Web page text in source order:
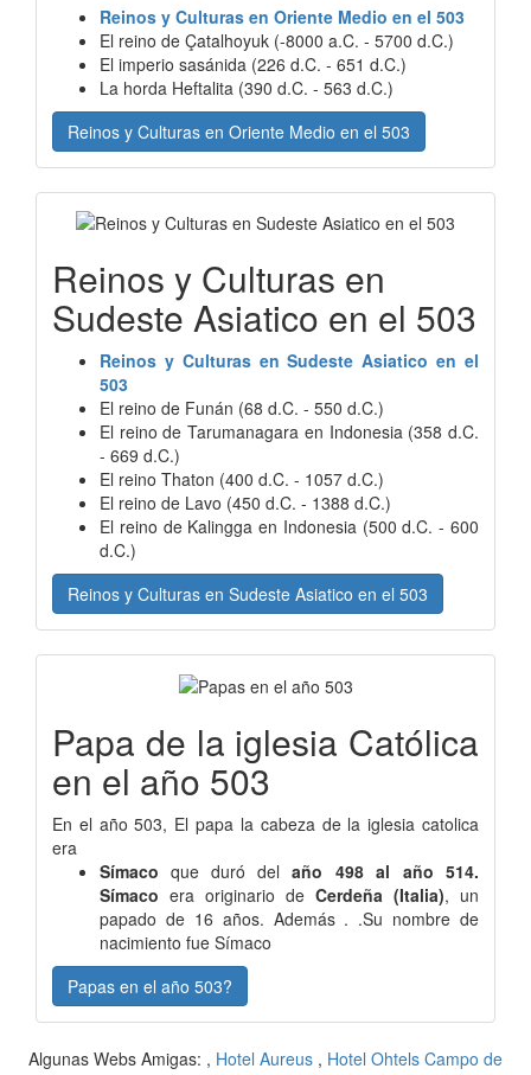
Reinos y Culturas en Oriente Medio en el 503
El reino de Çatalhoyuk (-8000 a.C. - 5700 d.C.)
El imperio sasánida (226 d.C. - 651 d.C.)
La horda Heftalita (390 d.C. - 563 d.C.)
Reinos y Culturas en Oriente Medio en el 503
Reinos y Culturas en
Sudeste Asiatico en el 503
Reinos y Culturas en Sudeste Asiatico en el
503
El reino de Funán (68 d.C. - 550 d.C.)
El reino de Tarumanagara en Indonesia (358 d.C.
- 669 d.C.)
El reino Thaton (400 d.C. - 1057 d.C.)
El reino de Lavo (450 d.C. - 1388 d.C.)
El reino de Kalingga en Indonesia (500 d.C. - 600
d.C.)
Reinos y Culturas en Sudeste Asiatico en el 503
Papa de la iglesia Católica
en el año 503
En el año 503, El papa la cabeza de la iglesia catolica
era
Símaco que duró del año 498 al año 514.
Símaco era originario de Cerdeña (Italia), un
papado de 16 años. Además . .Su nombre de
nacimiento fue Símaco
Papas en el año 503?
Algunas Webs Amigas: , Hotel Aureus , Hotel Ohtels Campo de